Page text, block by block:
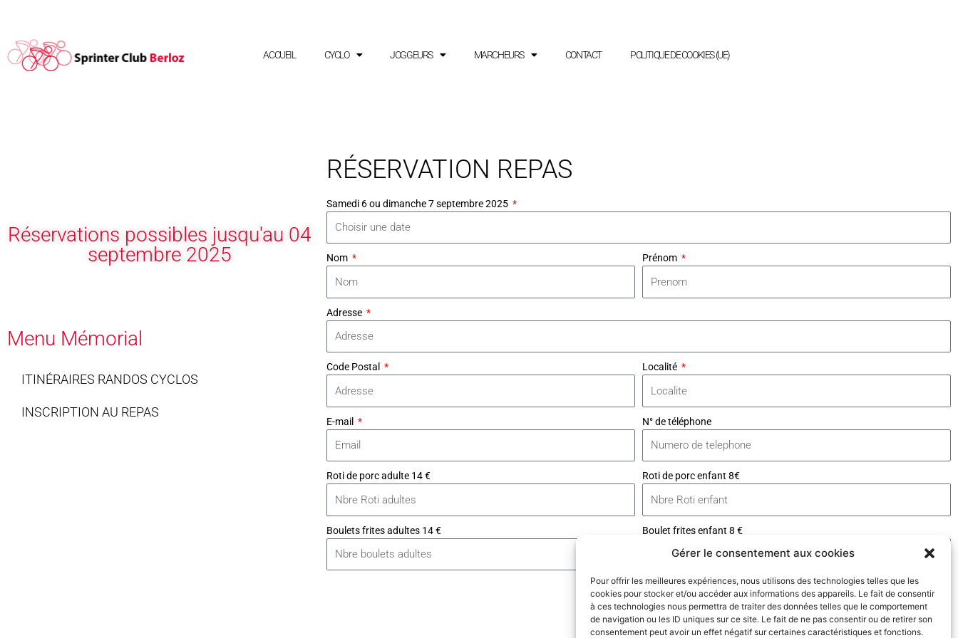
Gérer le consentement aux cookies
Pour offrir les meilleures expériences, nous utilisons des technologies telles que les
cookies pour stocker et/ou accéder aux informations des appareils. Le fait de consentir
à ces technologies nous permettra de traiter des données telles que le comportement
de navigation ou les ID uniques sur ce site. Le fait de ne pas consentir ou de retirer son
consentement peut avoir un effet négatif sur certaines caractéristiques et fonctions.
contenu
ACCUEIL CYCLO JOGGEURS MARCHEURS CONTACT POLITIQUE DE COOKIES (UE)
Réservations possibles jusqu'au 04
septembre 2025
Menu Mémorial
ITINÉRAIRES RANDOS CYCLOS
INSCRIPTION AU REPAS
RÉSERVATION REPAS
Samedi 6 ou dimanche 7 septembre 2025
Nom Prénom
Adresse
Code Postal Localité
E-mail N° de téléphone
Roti de porc adulte 14 € Roti de porc enfant 8€
Boulets frites adultes 14 € Boulet frites enfant 8 €
Envoyer